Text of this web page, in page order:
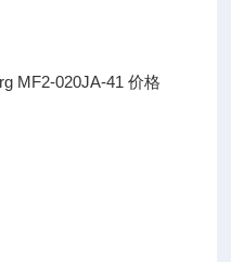
MF2-020JA-41 价格